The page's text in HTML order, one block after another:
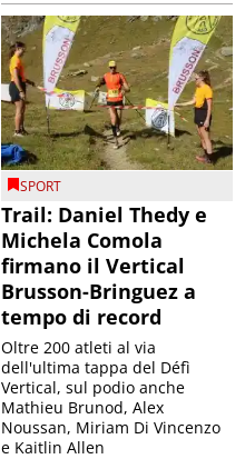
SPORT
Trail: Daniel Thedy e
Michela Comola
firmano il Vertical
Brusson-Bringuez a
tempo di record
Oltre 200 atleti al via
dell'ultima tappa del Défì
Vertical, sul podio anche
Mathieu Brunod, Alex
Noussan, Miriam Di Vincenzo
e Kaitlin Allen